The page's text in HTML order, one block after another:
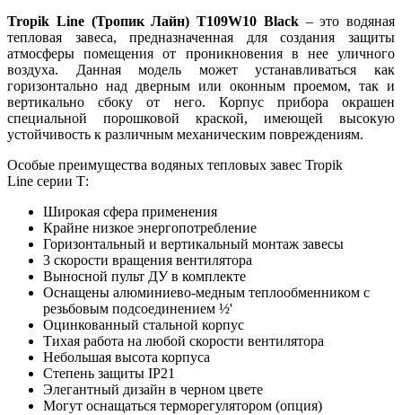
Tropik Line (Тропик Лайн) T109W10 Black– это водяная
тепловая завеса, предназначенная для создания защиты
атмосферы помещения от проникновения в нее уличного
воздуха. Данная модель может устанавливаться как
горизонтально над дверным или оконным проемом, так и
вертикально сбоку от него. Корпус прибора окрашен
специальной порошковой краской, имеющей высокую
устойчивость к различным механическим повреждениям.
Особые преимущества водяных тепловых завес Tropik
Line серии Т:
Широкая сфера применения
Крайне низкое энергопотребление
Горизонтальный и вертикальный монтаж завесы
3 скорости вращения вентилятора
Выносной пульт ДУ в комплекте
Оснащены алюминиево-медным теплообменником с
резьбовым подсоединением ½'
Оцинкованный стальной корпус
Тихая работа на любой скорости вентилятора
Небольшая высота корпуса
Степень защиты IP21
Элегантный дизайн в черном цвете
Могут оснащаться терморегулятором (опция)